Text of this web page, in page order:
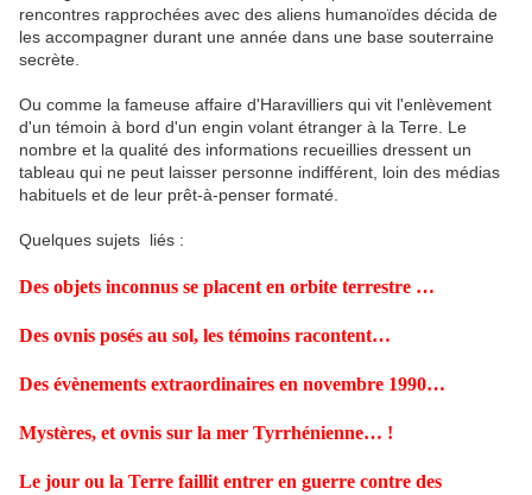
rencontres rapprochées avec des aliens humanoïdes décida de
les accompagner durant une année dans une base souterraine
secrète.
Ou comme la fameuse affaire d'Haravilliers qui vit l'enlèvement
d'un témoin à bord d'un engin volant étranger à la Terre. Le
nombre et la qualité des informations recueillies dressent un
tableau qui ne peut laisser personne indifférent, loin des médias
habituels et de leur prêt-à-penser formaté.
Quelques sujets liés :
Des objets inconnus se placent en orbite terrestre …
Des ovnis posés au sol, les témoins racontent…
Des évènements extraordinaires en novembre 1990…
Mystères, et ovnis sur la mer Tyrrhénienne… !
Le jour ou la Terre faillit entrer en guerre contre des